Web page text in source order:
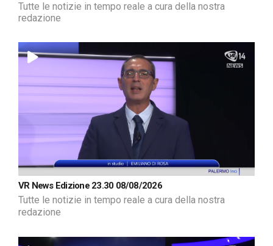
Tutte le notizie in tempo reale a cura della nostra
redazione
VR News Edizione 23.30 08/08/2026
Tutte le notizie in tempo reale a cura della nostra
redazione